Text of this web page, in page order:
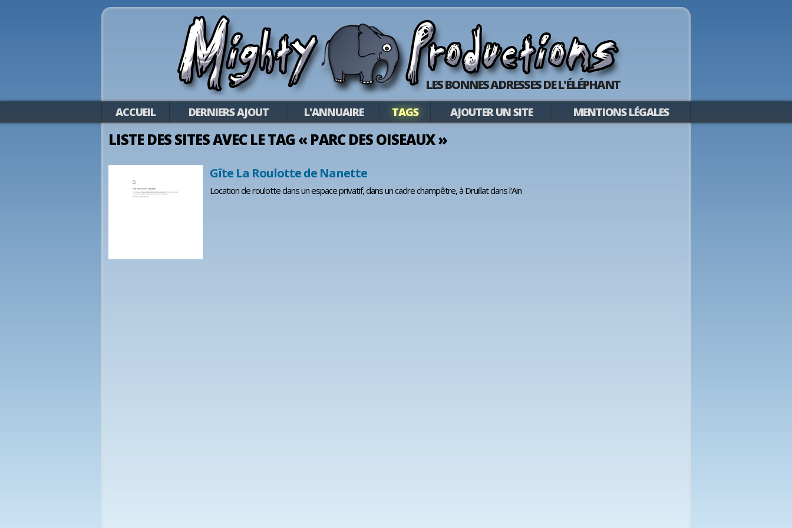
LES BONNES ADRESSES DE L'ÉLÉPHANT
ACCUEIL DERNIERS AJOUT L'ANNUAIRE TAGS AJOUTER UN SITE MENTIONS LÉGALES
LISTE DES SITES AVEC LE TAG « PARC DES OISEAUX »
Gîte La Roulotte de Nanette
Location de roulotte dans un espace privatif, dans un cadre champêtre, à Druillat dans l'Ain